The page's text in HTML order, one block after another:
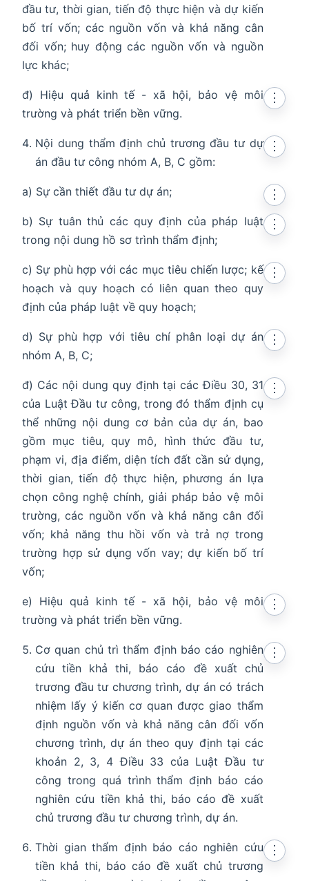
đầu tư, thời gian, tiến độ thực hiện và dự kiến
bố trí vốn; các nguồn vốn và khả năng cân
đối vốn; huy động các nguồn vốn và nguồn
lực khác;
đ) Hiệu quả kinh tế - xã hội, bảo vệ môi
trường và phát triển bền vững.
⋮
Nội dung thẩm định chủ trương đầu tư dự
án đầu tư công nhóm A, B, C gồm:
⋮
a) Sự cần thiết đầu tư dự án;
⋮
b) Sự tuân thủ các quy định của pháp luật
trong nội dung hồ sơ trình thẩm định;
⋮
c) Sự phù hợp với các mục tiêu chiến lược; kế
hoạch và quy hoạch có liên quan theo quy
định của pháp luật về quy hoạch;
⋮
d) Sự phù hợp với tiêu chí phân loại dự án
nhóm A, B, C;
⋮
đ) Các nội dung quy định tại các Điều 30, 31
của Luật Đầu tư công, trong đó thẩm định cụ
thể những nội dung cơ bản của dự án, bao
gồm mục tiêu, quy mô, hình thức đầu tư,
phạm vi, địa điểm, diện tích đất cần sử dụng,
thời gian, tiến độ thực hiện, phương án lựa
chọn công nghệ chính, giải pháp bảo vệ môi
trường, các nguồn vốn và khả năng cân đối
vốn; khả năng thu hồi vốn và trả nợ trong
trường hợp sử dụng vốn vay; dự kiến bố trí
vốn;
⋮
e) Hiệu quả kinh tế - xã hội, bảo vệ môi
trường và phát triển bền vững.
⋮
Cơ quan chủ trì thẩm định báo cáo nghiên
cứu tiền khả thi, báo cáo đề xuất chủ
trương đầu tư chương trình, dự án có trách
nhiệm lấy ý kiến cơ quan được giao thẩm
định nguồn vốn và khả năng cân đối vốn
chương trình, dự án theo quy định tại các
khoản 2, 3, 4 Điều 33 của Luật Đầu tư
công trong quá trình thẩm định báo cáo
nghiên cứu tiền khả thi, báo cáo đề xuất
chủ trương đầu tư chương trình, dự án.
⋮
Thời gian thẩm định báo cáo nghiên cứu
tiền khả thi, báo cáo đề xuất chủ trương
⋮